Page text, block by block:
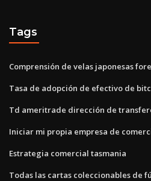
Tags
Comprensión de velas japonesas
Tasa de adopción de efectivo de
Td ameritrade dirección de
Iniciar mi propia empresa de
Estrategia comercial tasmania
Todas las cartas coleccionables de